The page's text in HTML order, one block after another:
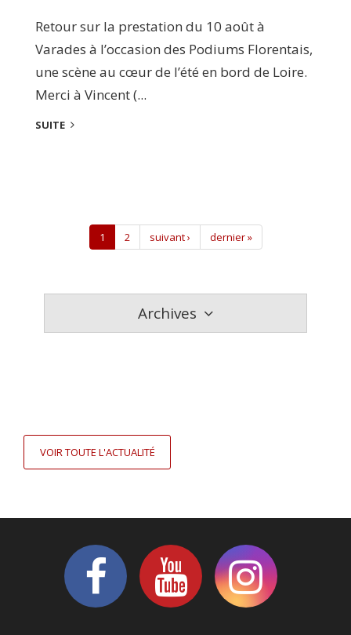
Retour sur la prestation du 10 août à
Varades à l’occasion des Podiums Florentais,
une scène au cœur de l’été en bord de Loire.
Merci à Vincent (...
SUITE
1 2 suivant › dernier »
Archives
VOIR TOUTE L'ACTUALITÉ